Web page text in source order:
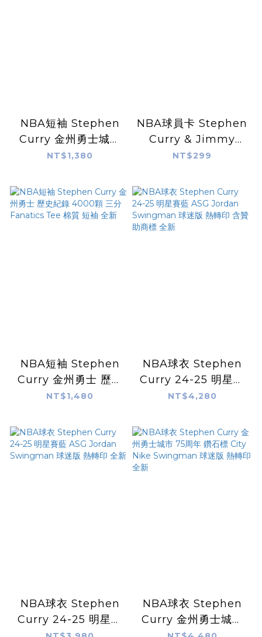
NBA短袖 Stephen
Curry 金州勇士城市
City Nike Player
全新
NT$1,380
NBA球員卡 Stephen
Curry & Jimmy
Butler 附加賽鎖定第
Panini Instant NBA
Card
NT$299
NBA短袖 ‎Stephen
Curry 金州勇士 歷史
紀錄 4000顆 三分
短袖 全新
NT$1,480
NBA球衣 Stephen
Curry 24-25 明星賽
藍 ASG Jordan
熱轉印 含贊助商標 全
新
NT$4,280
NBA球衣 Stephen
Curry 24-25 明星賽
NBA球衣 Stephen
Curry 金州勇士城市